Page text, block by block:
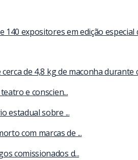
140 expositores em edição
de 4,8 kg de maconha durante
e conscien...
estadual sobre ...
com marcas de ...
comissionados d...